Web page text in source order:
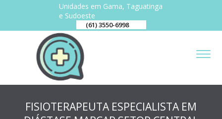
Unidades em Gama, Taguatinga
e Sudoeste
(61) 3550-6998
FISIOTERAPEUTA ESPECIALISTA EM